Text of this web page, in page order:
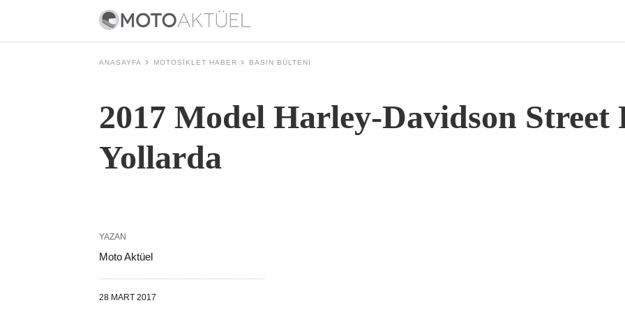
ANASAYFA MOTOSIKLET HABER BASIN BÜLTENI
2017 Model Harley-Davidson Street
Yollarda
YAZAN
Moto Aktüel
28 MART 2017